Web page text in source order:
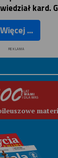
kard.
Więcej ...
REKLAMA